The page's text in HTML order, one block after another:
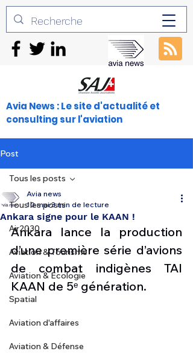
Avia News : Le site d'actualité et
consulting sur l'aviation
Post
Tous les posts
Air2030
Aviation & Tourisme
Aviation & Ecologie
Spatial
Aviation d'affaires
Aviation & Défense
Tous les posts
Ankara signe pour le KAAN !
Avia news
10 mai 3 min de lecture
Ankara lance la production
d’une première série d’avions
de combat indigènes TAI
KAAN de 5ᵉ génération.